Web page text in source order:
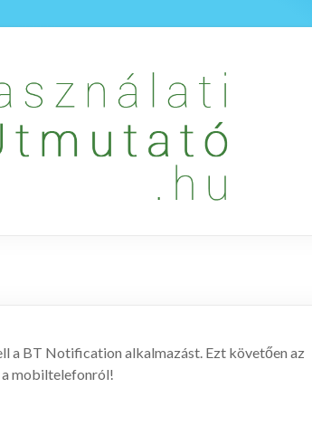
a BT Notification alkalmazást. Ezt követően az
mobiltelefonról!